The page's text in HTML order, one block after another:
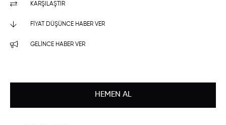
KARŞILAŞTIR
FIYAT DÜŞÜNCE HABER VER
GELINCE HABER VER